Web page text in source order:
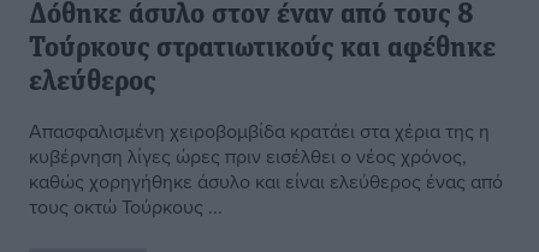
Δόθηκε άσυλο στον έναν από τους 8
Τούρκους στρατιωτικούς και αφέθηκε
ελεύθερος
Απασφαλισμένη χειροβομβίδα κρατάει στα χέρια της η
κυβέρνηση λίγες ώρες πριν εισέλθει ο νέος χρόνος,
καθώς χορηγήθηκε άσυλο και είναι ελεύθερος ένας από
τους οκτώ Τούρκους ...